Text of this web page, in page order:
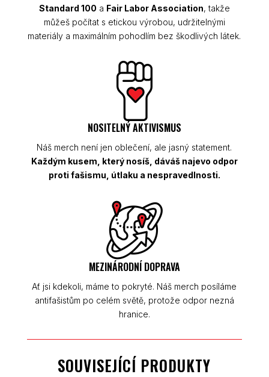
Standard 100 a Fair Labor Association, takže
můžeš počítat s etickou výrobou, udržitelnými
materiály a maximálním pohodlím bez škodlivých látek.
NOSITELNÝ AKTIVISMUS
Náš merch není jen oblečení, ale jasný statement.
Každým kusem, který nosíš, dáváš najevo odpor
proti fašismu, útlaku a nespravedlnosti.
MEZINÁRODNÍ DOPRAVA
Ať jsi kdekoli, máme to pokryté. Náš merch posíláme
antifašistům po celém světě, protože odpor nezná
hranice.
SOUVISEJÍCÍ PRODUKTY